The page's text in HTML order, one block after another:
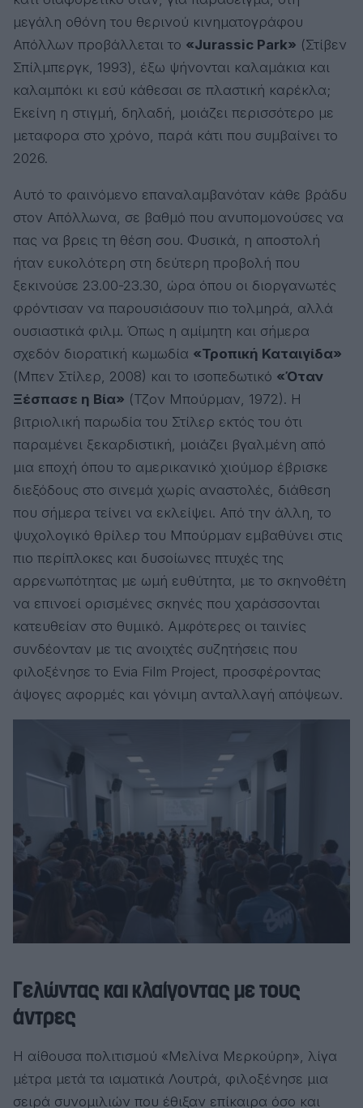
μεγάλη οθόνη του θερινού κινηματογράφου
Απόλλων προβάλλεται το «Jurassic Park» (Στίβεν
Σπίλμπεργκ , 1993), έξω ψήνονται καλαμάκια και
καλαμπόκι κι εσύ κάθεσαι σε πλαστική καρέκλα;
Εκείνη η στιγμή, δηλαδή, μοιάζει περισσότερο με
μεταφορα στο χρόνο, παρά κάτι που συμβαίνει το
2026.
Αυτό το φαινόμενο επαναλαμβανόταν κάθε βράδυ
στον Απόλλωνα, σε βαθμό που ανυπομονούσες να
πας να βρεις τη θέση σου. Φυσικά, η αποστολή
ήταν ευκολότερη στη δεύτερη προβολή που
ξεκινούσε 23.00-23.30, ώρα όπου οι διοργανωτές
φρόντισαν να παρουσιάσουν πιο τολμηρά, αλλά
ουσιαστικά φιλμ. Όπως η αμίμητη και σήμερα
σχεδόν διορατική κωμωδία «Τροπική Καταιγίδα»
(Μπεν Στίλερ, 2008) και το ισοπεδωτικό «Όταν
Ξέσπασε η Βία» (Τζον Μπούρμαν, 1972). Η
βιτριολική παρωδία του Στίλερ εκτός του ότι
παραμένει ξεκαρδιστική, μοιάζει βγαλμένη από
μια εποχή όπου το αμερικανικό χιούμορ έβρισκε
διεξόδους στο σινεμά χωρίς αναστολές, διάθεση
που σήμερα τείνει να εκλείψει. Από την άλλη, το
ψυχολογικό θρίλερ του Μπούρμαν εμβαθύνει στις
πιο περίπλοκες και δυσοίωνες πτυχές της
αρρενωπότητας με ωμή ευθύτητα, με το σκηνοθέτη
να επινοεί ορισμένες σκηνές που χαράσσονται
κατευθείαν στο θυμικό. Αμφότερες οι ταινίες
συνδέονταν με τις ανοιχτές συζητήσεις που
φιλοξένησε το Evia Film Project, προσφέροντας
άψογες αφορμές και γόνιμη ανταλλαγή απόψεων.
Γελώντας και κλαίγοντας με τους
άντρες
Η αίθουσα πολιτισμού «Μελίνα Μερκούρη», λίγα
μέτρα μετά τα ιαματικά Λουτρά, φιλοξένησε μια
σειρά συνομιλιών που έθιξαν επίκαιρα όσο και